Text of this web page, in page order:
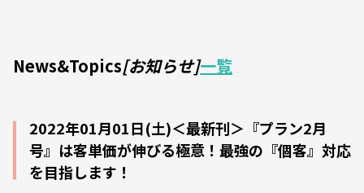
News&Topics[お知らせ]一覧
2022年01月01日(土)＜最新刊＞『プラン2月
号』は客単価が伸びる極意！最強の『個客』対応
を目指します！